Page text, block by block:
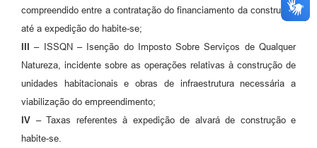
compreendido entre a contratação do financiamento da construção
até a expedição do habite-se;
III –ISSQN – Isenção do Imposto Sobre Serviços de Qualquer
Natureza, incidente sobre as operações relativas à construção de
unidades habitacionais e obras de infraestrutura necessária a
viabilização do empreendimento;
IV –Taxas referentes à expedição de alvará de construção e
habite-se.